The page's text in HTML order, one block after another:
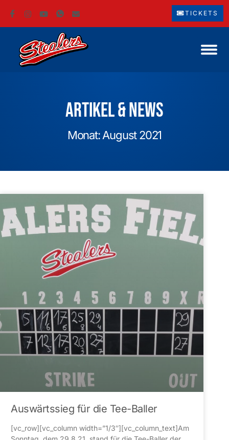
TICKETS
Artikel & News
Monat: August 2021
Auswärtssieg für die Tee-Baller
[vc_row][vc_column width=”1/3″][vc_column_text]Am